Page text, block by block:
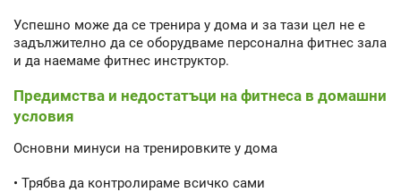
Успешно може да се тренира у дома и за тази цел не е
задължително да се оборудваме персонална фитнес зала
и да наемаме фитнес инструктор.
Предимства и недостатъци на фитнеса в домашни
условия
Основни минуси на тренировките у дома
• Трябва да контролираме всичко сами